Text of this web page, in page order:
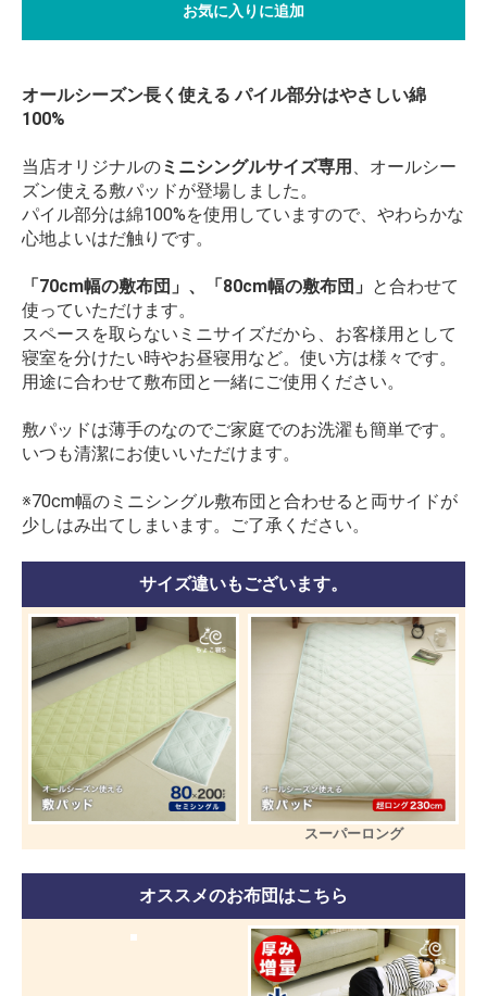
お気に入りに追加
オールシーズン長く使える パイル部分はやさしい綿
100%
当店オリジナルのミニシングルサイズ専用
、オールシー
ズン使える敷パッドが登場しました。
パイル部分は綿100%を使用していますので、やわらかな
心地よいはだ触りです。
「70cm幅の敷布団」、「80cm幅の敷布団」 と合わせて
使っていただけます。
スペースを取らないミニサイズだから、お客様用として
寝室を分けたい時やお昼寝用など。使い方は様々です。
用途に合わせて敷布団と一緒にご使用ください。
敷パッドは薄手のなのでご家庭でのお洗濯も簡単です。
いつも清潔にお使いいただけます。
※70cm幅のミニシングル敷布団と合わせると両サイドが
少しはみ出てしまいます。ご了承ください。
サイズ違いもございます。
スーパーロング
オススメのお布団はこちら